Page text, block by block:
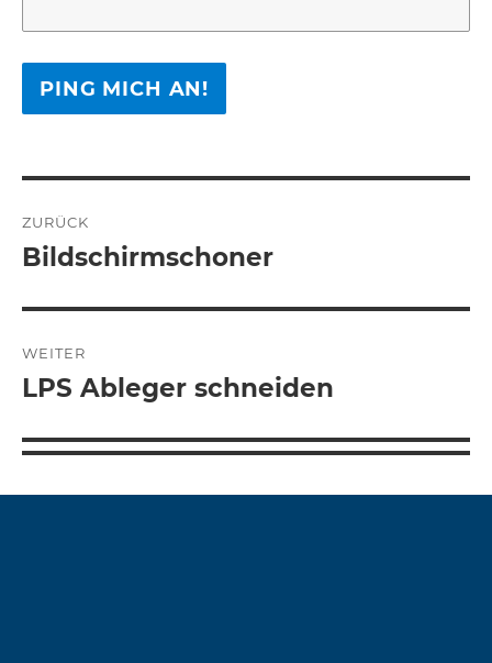
ZURÜCK
Vorheriger
Bildschirmschoner
WEITER
Nächster
LPS Ableger schneiden